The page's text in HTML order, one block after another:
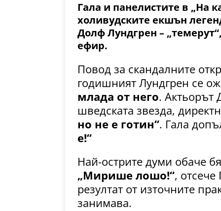
Гала и панелистите в „На
холивудските екшън
Долф Лундгрен – „темерут“
ефир.
Повод за скандалните
годишният Лундгрен се
млада от него. Актьорът
шведската звезда,
но не е готин“. Гала
е!“
Най-острите думи обаче
„Мирише лошо!“,
резултат от източните
занимава.